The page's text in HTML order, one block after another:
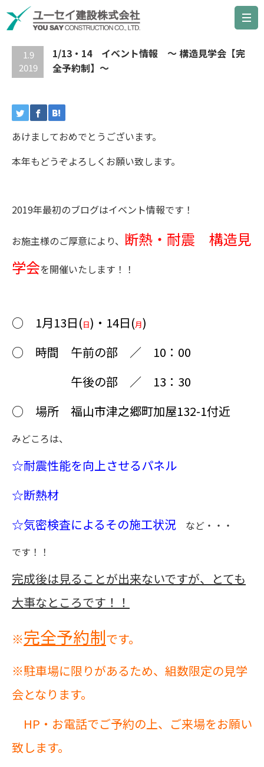
最新の記事
1.9
2019
1/13・14 イベント情報 ～ 構造見学会【完
全予約制】～
あけましておめでとうございます。
本年もどうぞよろしくお願い致します。
2019年最初のブログはイベント情報です！
お施主様のご厚意により、 断熱・耐震 構造見
学会を開催いたします！！
○ 1月13日(日)・14日(月)
○ 時間 午前の部 ／ 10：00
午後の部 ／ 13：30
○ 場所 福山市津之郷町加屋132-1付近
みどころは、
☆耐震性能を向上させるパネル
☆断熱材
☆気密検査によるその施工状況 など・・・
です！！
完成後は見ることが出来ないですが、とても
大事なところです！！
※完全予約制です。
※駐車場に限りがあるため、組数限定の見学
会となります。
HP・お電話でご予約の上、ご来場をお願い
致します。